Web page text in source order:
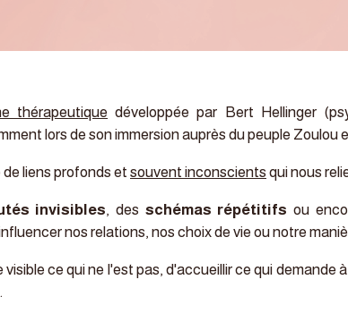
thérapeutique développée par Bert Hellinger
lors de son immersion auprès du peuple Zoulou
liens profonds et souvent inconscients qui nous
invisibles, des schémas répétitifs ou
nos relations, nos choix de vie ou notre
ce qui ne l'est pas, d'accueillir ce qui demande